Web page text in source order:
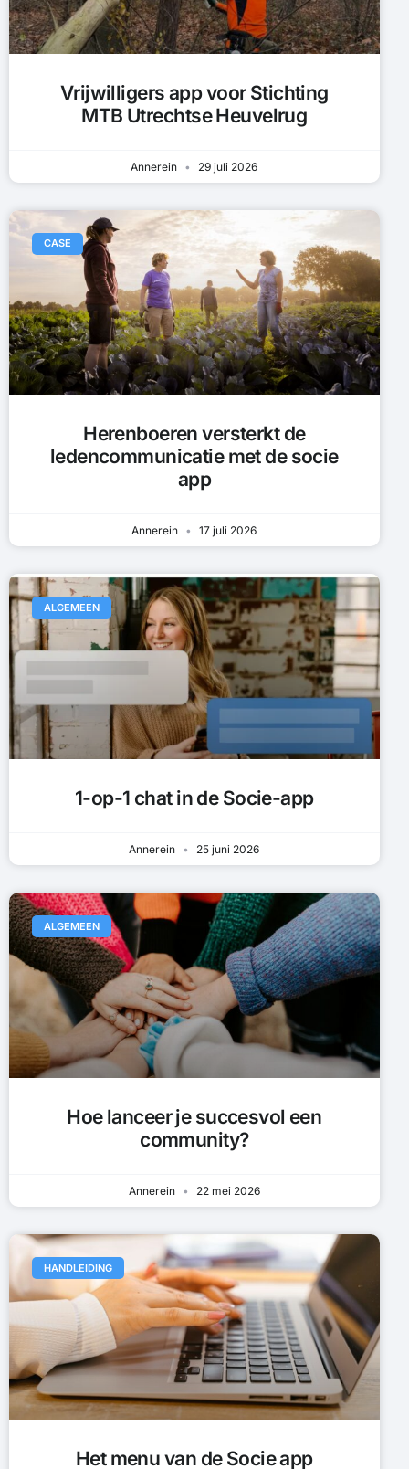
Vrijwilligers app voor Stichting
MTB Utrechtse Heuvelrug
Annerein 29 juli 2026
CASE
Herenboeren versterkt de
ledencommunicatie met de socie
app
Annerein 17 juli 2026
ALGEMEEN
1-op-1 chat in de Socie-app
Annerein 25 juni 2026
ALGEMEEN
Hoe lanceer je succesvol een
community?
Annerein 22 mei 2026
HANDLEIDING
Het menu van de Socie app